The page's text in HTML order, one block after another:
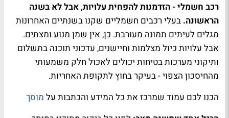
רכב חשמלי - הזדמנות להפחית עלויות, אבל לא בשנה
הראשונה. בעלי רכבים חשמליים שקנו בשנתיים האחרונות
מגלים לעיתים תמונה מעורבת. כן, אין שמן מנוע ומצתים.
אבל עלויות כיול מצלמות וחיישנים, עדכוני תוכנה בתשלום
ותיקוני מערכות בטיחות יכולים לאכול חלק משמעותי
מהחיסכון הצפוי - בעיקר בחוץ לתקופת האחריות.
הכנו לכם עמוד שמרכז את כל המידע והכתבות על מוסך